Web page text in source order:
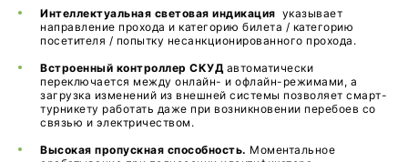
Интеллектуальная световая индикация указывает
направление прохода и категорию билета / категорию
посетителя / попытку несанкционированного прохода.
Встроенный контроллер СКУД автоматически
переключается между онлайн- и офлайн-режимами, а
загрузка изменений из внешней системы позволяет смарт-
турникету работать даже при возникновении перебоев со
связью и электричеством.
Высокая пропускная способность. Моментальное